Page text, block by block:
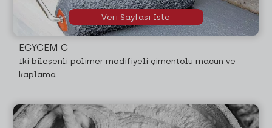
EGYCEM C
İki bileşenli polimer modifiyeli çimentolu macun ve
kaplama.
Veri Sayfası İste